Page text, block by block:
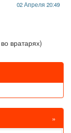
02 Апреля 20:49
вратарях)
»